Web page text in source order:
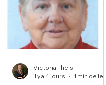
anecdote ou exprimer vos
pensées à travers des
poèmes ou des textes.
Victoria Theis
il y a 4 jours